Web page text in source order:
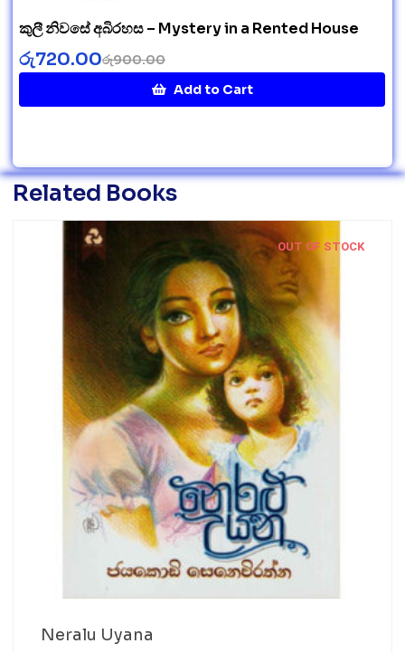
කුලී නිවසේ අබිරහස – Mystery in a Rented House
රු900.00
රු720.00
Add to Cart
Related Books
OUT OF STOCK
Neralu Uyana